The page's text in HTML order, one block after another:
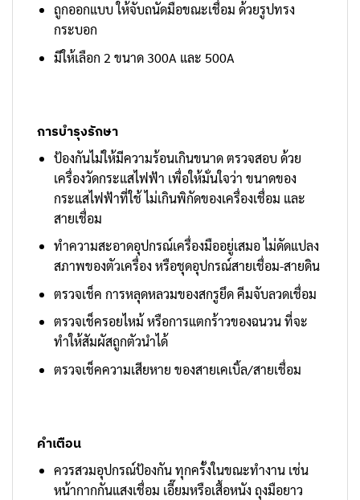
ถูกออกแบบ ให้จับถนัดมือขณะเชื่อม ด้วยรูปทรง
กระบอก
มีให้เลือก 2 ขนาด 300A และ 500A
การบำรุงรักษา
ป้องกันไม่ให้มีความร้อนเกินขนาด ตรวจสอบ ด้วย
เครื่องวัดกระแสไฟฟ้า เพื่อให้มั่นใจว่า ขนาดของ
กระแสไฟฟ้าที่ใช้ ไม่เกินพิกัดของเครื่องเชื่อม และ
สายเชื่อม
ทำความสะอาดอุปกรณ์เครื่องมืออยู่เสมอ ไม่ดัดแปลง
สภาพของตัวเครื่อง หรือชุดอุปกรณ์สายเชื่อม-สายดิน
ตรวจเช็ค การหลุดหลวมของสกรูยึด คีมจับลวดเชื่อม
ตรวจเช็ครอยไหม้ หรือการแตกร้าวของฉนวน ที่จะ
ทำให้สัมผัสถูกตัวนำได้
ตรวจเช็คความเสียหาย ของสายเคเบิ้ล/สายเชื่อม
คำเตือน
ควรสวมอุปกรณ์ป้องกัน ทุกครั้งในขณะทำงาน เช่น
หน้ากากกันแสงเชื่อม เอี๊ยมหรือเสื้อหนัง ถุงมือยาว